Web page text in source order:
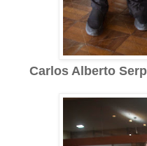
Carlos Alberto